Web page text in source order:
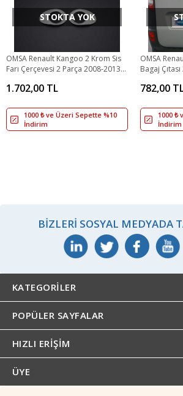
STOKTA YOK
OMSA Renault Kangoo 2 Krom Sis
Farı Çerçevesi 2 Parça 2008-2013
1.702,00 TL
1000 ₺ ve Üzeri Sepette %10
İndirim
OMSA
Bagaj
782,00
1000 ₺
İndirim
BIZLERI SOSYAL MEDYADA
KATEGORILER
POPÜLER SAYFALAR
HIZLI ERIŞIM
ÜYE